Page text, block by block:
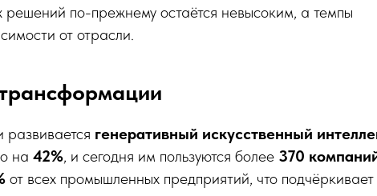
по-прежнему остаётся невысоким, а темпы
от отрасли.
генеративный искусственный
на 42%, и сегодня им пользуются более 370
от всех промышленных предприятий, что подчёркивает